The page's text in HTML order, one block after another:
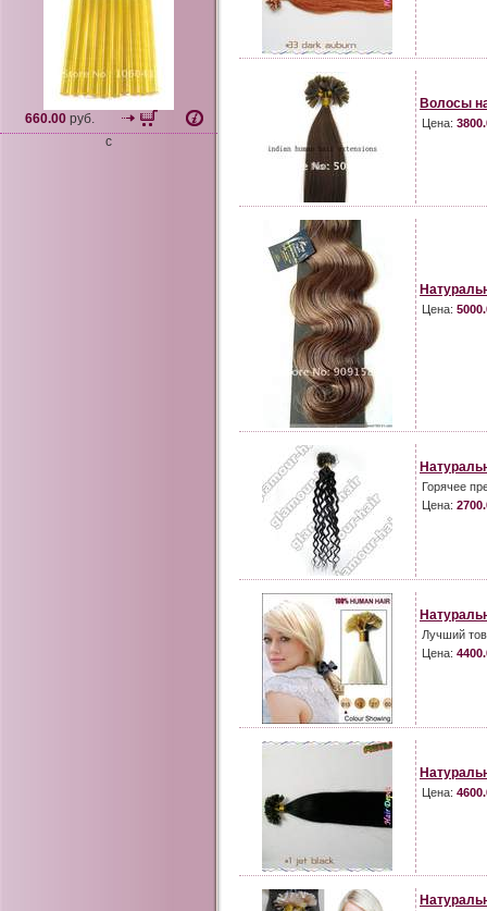
660.00 руб.
c
Волосы
Цена:
Цена:
Горячее
Цена:
Лучший
Цена:
Цена: